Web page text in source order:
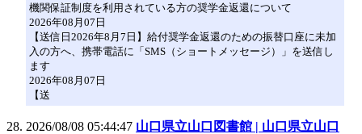
機関保証制度を利用されている方の奨学金返還について
2026年08月07日
【送信日2026年8月7日】給付奨学金返還のための振替口座に未加
入の方へ、携帯電話に「SMS（ショートメッセージ）」を送信し
ます
2026年08月07日
【送
2026/08/08 05:44:47 山口県立山口図書館 | 山口県立山口